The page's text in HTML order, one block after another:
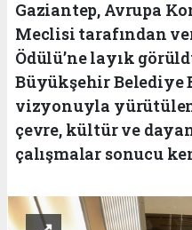
Gaziantep, Avrupa
Meclisi tarafından
Ödülü’ne layık
Büyükşehir Belediye
vizyonuyla
çevre, kültür ve
çalışmalar sonucu